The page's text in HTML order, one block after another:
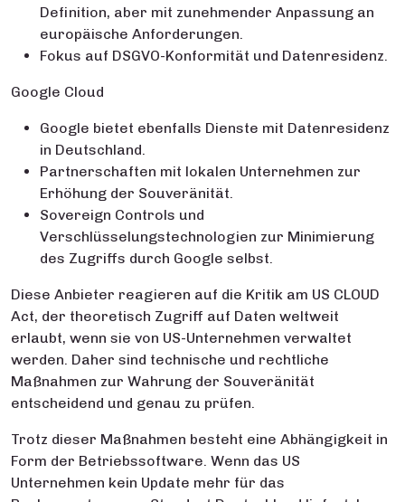
Definition, aber mit zunehmender Anpassung an
europäische Anforderungen.
Fokus auf DSGVO-Konformität und Datenresidenz.
Google Cloud
Google bietet ebenfalls Dienste mit Datenresidenz
in Deutschland.
Partnerschaften mit lokalen Unternehmen zur
Erhöhung der Souveränität.
Sovereign Controls und
Verschlüsselungstechnologien zur Minimierung
des Zugriffs durch Google selbst.
Diese Anbieter reagieren auf die Kritik am US CLOUD
Act, der theoretisch Zugriff auf Daten weltweit
erlaubt, wenn sie von US-Unternehmen verwaltet
werden. Daher sind technische und rechtliche
Maßnahmen zur Wahrung der Souveränität
entscheidend und genau zu prüfen.
Trotz dieser Maßnahmen besteht eine Abhängigkeit in
Form der Betriebssoftware. Wenn das US
Unternehmen kein Update mehr für das